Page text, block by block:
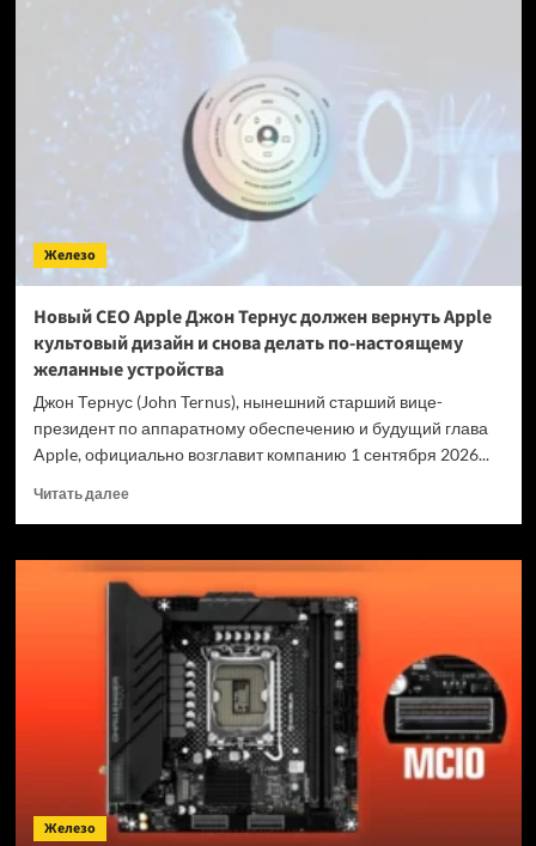
в
баснословные
5,5
рублей
и
обещают
не
трогать
Железо
Новый CEO Apple Джон Тернус должен вернуть Apple
культовый дизайн и снова делать по-настоящему
желанные устройства
Джон Тернус (John Ternus), нынешний старший вице-
президент по аппаратному обеспечению и будущий глава
Apple, официально возглавит компанию 1 сентября 2026...
Читать далееПрочитать
Новый
CEO
Apple
Джон
Тернус
должен
вернуть
Apple
культовый
дизайн
снова
делать
Железо